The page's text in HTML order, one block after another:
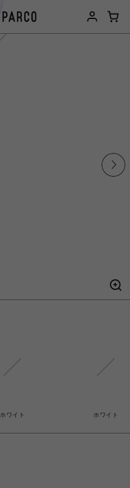
ホワイト ホワイト